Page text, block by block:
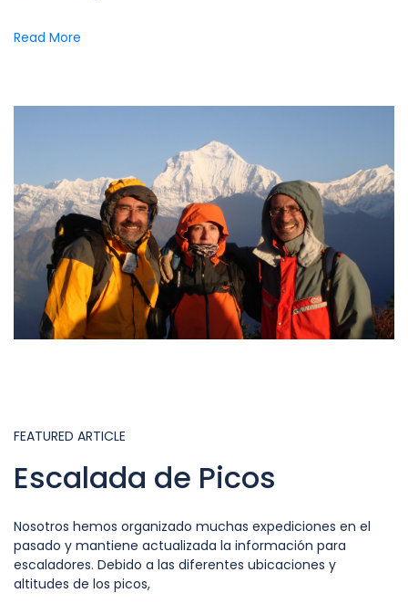
Read More
FEATURED ARTICLE
Escalada de Picos
Nosotros hemos organizado muchas expediciones en el
pasado y mantiene actualizada la información para
escaladores. Debido a las diferentes ubicaciones y
altitudes de los picos,